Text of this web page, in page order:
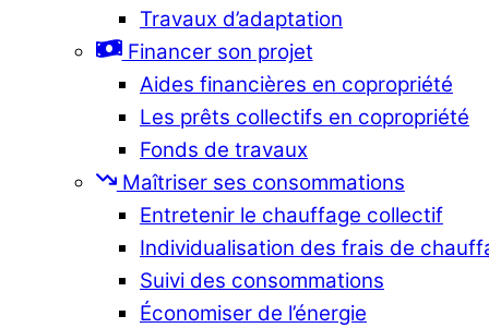
Travaux d’adaptation
Financer son projet
Aides financières en copropriété
Les prêts collectifs en copropriété
Fonds de travaux
Maîtriser ses consommations
Entretenir le chauffage collectif
Individualisation des frais de
Suivi des consommations
Économiser de l’énergie